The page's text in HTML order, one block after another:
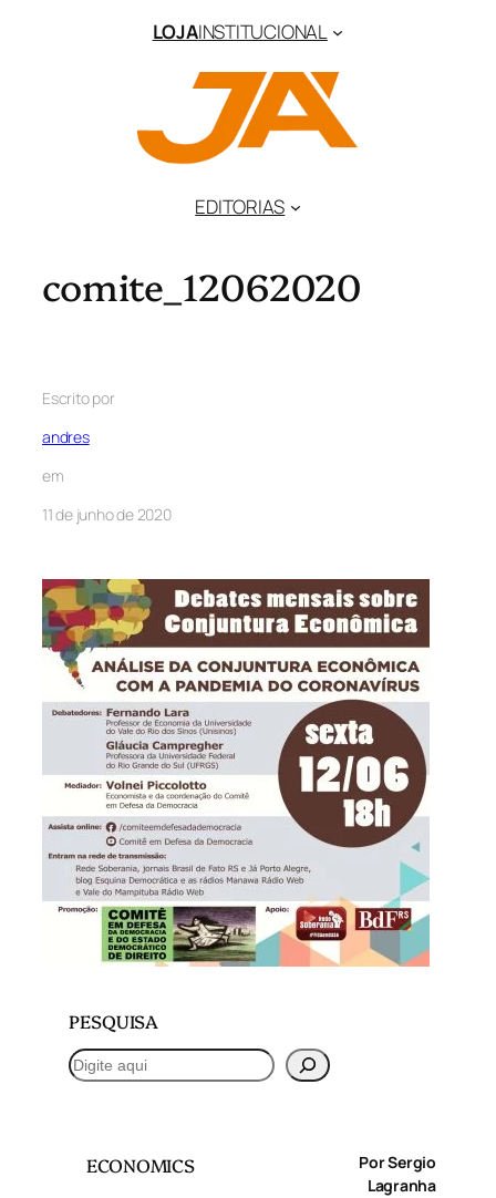
LOJAINSTITUCIONAL
EDITORIAS
comite_12062020
Escrito por
andres
em
11 de junho de 2020
PESQUISA
P
e
ECONOMICS
Por Sergio
Lagranha